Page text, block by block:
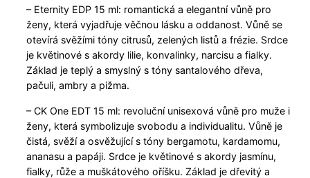
– Eternity EDP 15 ml: romantická a elegantní vůně pro
ženy, která vyjadřuje věčnou lásku a oddanost. Vůně se
otevírá svěžími tóny citrusů, zelených listů a frézie. Srdce
je květinové s akordy lilie, konvalinky, narcisu a fialky.
Základ je teplý a smyslný s tóny santalového dřeva,
pačuli, ambry a pižma.
– CK One EDT 15 ml: revoluční unisexová vůně pro muže i
ženy, která symbolizuje svobodu a individualitu. Vůně je
čistá, svěží a osvěžující s tóny bergamotu, kardamomu,
ananasu a papáji. Srdce je květinové s akordy jasmínu,
fialky, růže a muškátového oříšku. Základ je dřevitý a